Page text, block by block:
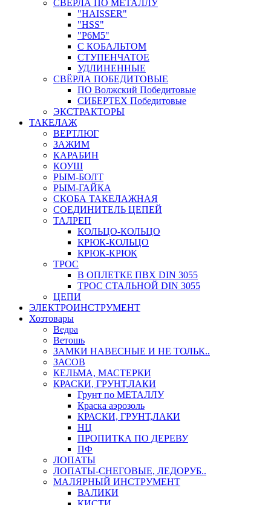
СВЁРЛА ПО МЕТАЛЛУ
"HAISSER"
"HSS"
"Р6М5"
С КОБАЛЬТОМ
СТУПЕНЧАТОЕ
УДЛИНЕННЫЕ
СВЁРЛА ПОБЕДИТОВЫЕ
ПО Волжский Победитовые
СИБЕРТЕХ Победитовые
ЭКСТРАКТОРЫ
ТАКЕЛАЖ
ВЕРТЛЮГ
ЗАЖИМ
КАРАБИН
КОУШ
РЫМ-БОЛТ
РЫМ-ГАЙКА
СКОБА ТАКЕЛАЖНАЯ
СОЕДИНИТЕЛЬ ЦЕПЕЙ
ТАЛРЕП
КОЛЬЦО-КОЛЬЦО
КРЮК-КОЛЬЦО
КРЮК-КРЮК
ТРОС
В ОПЛЕТКЕ ПВХ DIN 3055
ТРОС СТАЛЬНОЙ DIN 3055
ЦЕПИ
ЭЛЕКТРОИНСТРУМЕНТ
Хозтовары
Ведра
Ветошь
ЗАМКИ НАВЕСНЫЕ И НЕ ТОЛЬК..
ЗАСОВ
КЕЛЬМА, МАСТЕРКИ
КРАСКИ, ГРУНТ,ЛАКИ
Грунт по МЕТАЛЛУ
Краска аэрозоль
КРАСКИ, ГРУНТ,ЛАКИ
НЦ
ПРОПИТКА ПО ДЕРЕВУ
ПФ
ЛОПАТЫ
ЛОПАТЫ-СНЕГОВЫЕ, ЛЕДОРУБ..
МАЛЯРНЫЙ ИНСТРУМЕНТ
ВАЛИКИ